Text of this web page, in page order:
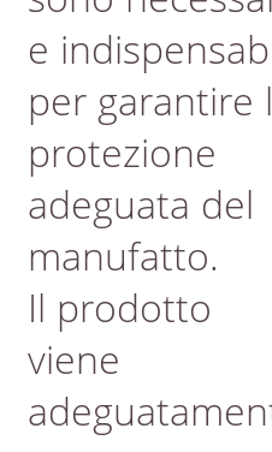
e
per garantire
protezione
adeguata del
manufatto.
Il prodotto
viene